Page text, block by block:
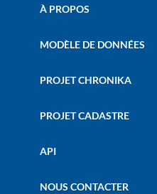
À PROPOS
MODÈLE DE DONNÉES
PROJET CHRONIKA
PROJET CADASTRE
API
NOUS CONTACTER